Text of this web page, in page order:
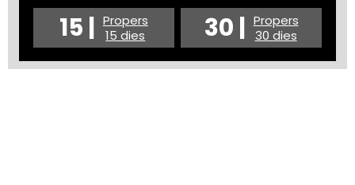
15 | Propers
15 dies
30 | Propers
30 dies